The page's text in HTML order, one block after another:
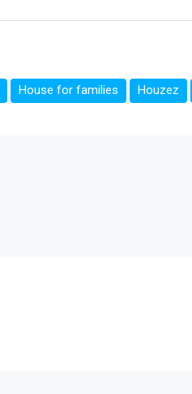
House for families Houzez